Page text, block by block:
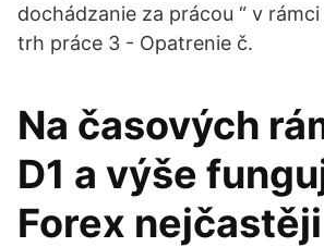
dochádzanie za prácou “ v rámci
trh práce 3 - Opatrenie č.
Na časových
D1 a výše
Forex